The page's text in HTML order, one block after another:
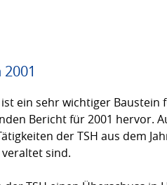
ein sehr wichtiger
Bericht für 2001 hervor.
der TSH aus dem
sind.